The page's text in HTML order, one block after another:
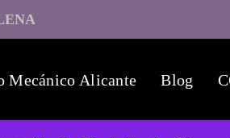
Mecánico Alicante Blog